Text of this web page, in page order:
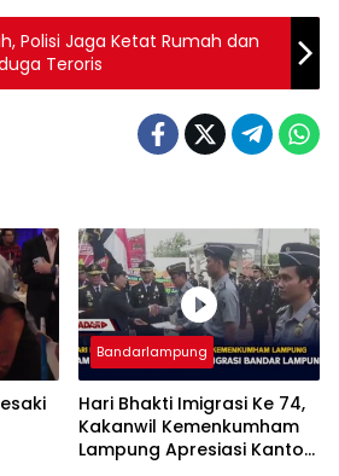
Polisi Jaga Ketat Rumah dan
Teroris
Bandarlampung
Hari Bhakti Imigrasi Ke 74,
Kakanwil Kemenkumham
Lampung Apresiasi Kantor